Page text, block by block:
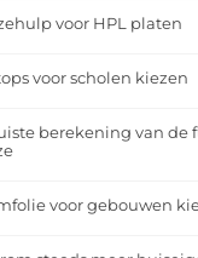
voor HPL platen
voor scholen kiezen
berekening van
voor gebouwen